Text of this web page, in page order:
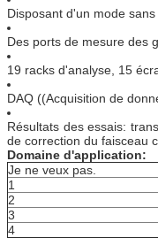
Disposant d'un mode
Des ports de mesure des
19 racks d'analyse, 15
DAQ ((Acquisition de
Résultats des essais:
de correction du faisceau
Domaine d'application:
Je ne veux pas.
1
2
3
4